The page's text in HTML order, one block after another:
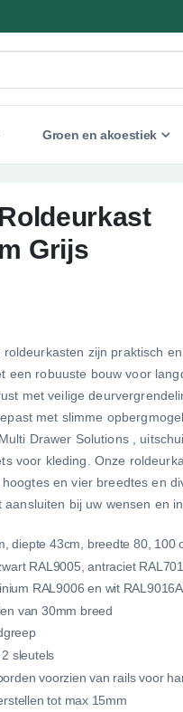
Groen en akoestiek
Grijs
zijn praktisch en
een robuuste bouw voor
met veilige
met slimme
Drawer Solutions ,
voor kleding. Onze
en vier breedtes en
bij uw wensen en
diepte 43cm, breedte 80, 100
RAL9005, antraciet
RAL9006 en wit RAL9016A
van 30mm breed
sleutels
voorzien van rails voor
tot max 15mm